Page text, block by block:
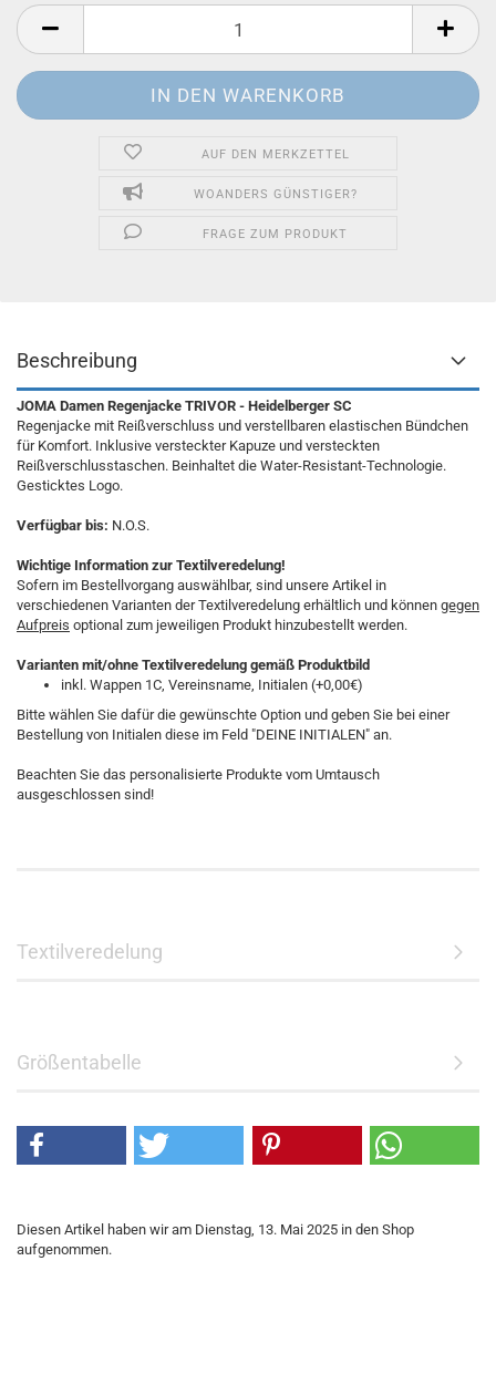
AUF DEN MERKZETTEL
WOANDERS GÜNSTIGER?
FRAGE ZUM PRODUKT
Beschreibung
JOMA Damen Regenjacke TRIVOR - Heidelberger SC
Regenjacke mit Reißverschluss und verstellbaren elastischen Bündchen
für Komfort. Inklusive versteckter Kapuze und versteckten
Reißverschlusstaschen. Beinhaltet die Water-Resistant-Technologie.
Gesticktes Logo.
Verfügbar bis: N.O.S.
Wichtige Information zur Textilveredelung!
Sofern im Bestellvorgang auswählbar, sind unsere Artikel in
verschiedenen Varianten der Textilveredelung erhältlich und können gegen
Aufpreis optional zum jeweiligen Produkt hinzubestellt werden.
Varianten mit/ohne Textilveredelung gemäß Produktbild
inkl. Wappen 1C, Vereinsname, Initialen (+0,00€)
Bitte wählen Sie dafür die gewünschte Option und geben Sie bei einer
Bestellung von Initialen diese im Feld "DEINE INITIALEN" an.
Beachten Sie das personalisierte Produkte vom Umtausch
ausgeschlossen sind!
Textilveredelung
Größentabelle
Diesen Artikel haben wir am Dienstag, 13. Mai 2025 in den Shop
aufgenommen.